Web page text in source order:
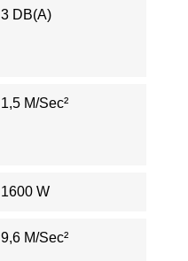
3 DB(A)
1,5 M/sec²
1600 W
9,6 M/sec²